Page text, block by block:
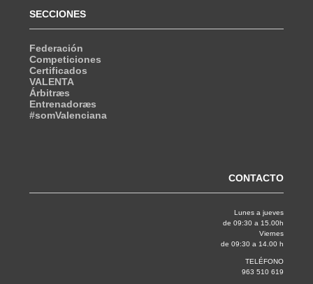
SECCIONES
Federación
Competiciones
Certificados
VALENTA
Árbitræs
Entrenadoræs
#somValenciana
CONTACTO
Lunes a jueves
de 09:30 a 15.00h
Viernes
de 09:30 a 14.00 h
TELÉFONO
963 510 619